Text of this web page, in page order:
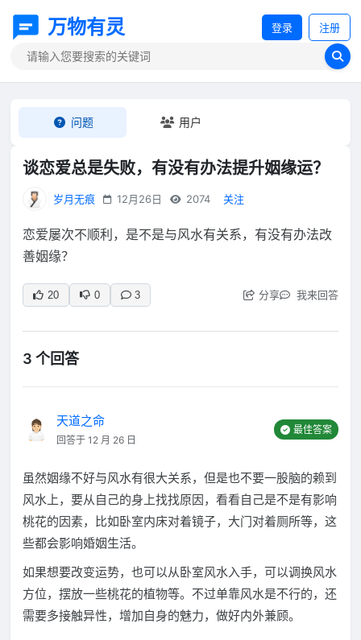
万物有灵 登录 注册
问题 用户
谈恋爱总是失败，有没有办法提升姻缘运？
岁月无痕 12月26日 2074 关注
恋爱屡次不顺利，是不是与风水有关系，有没有办法改
善姻缘？
20 0 3 分享 我来回答
3 个回答
天道之命
回答于 12 月 26 日
最佳答案
虽然姻缘不好与风水有很大关系，但是也不要一股脑的赖到
风水上，要从自己的身上找找原因，看看自己是不是有影响
桃花的因素，比如卧室内床对着镜子，大门对着厕所等，这
些都会影响婚姻生活。
如果想要改变运势，也可以从卧室风水入手，可以调换风水
方位，摆放一些桃花的植物等。不过单靠风水是不行的，还
需要多接触异性，增加自身的魅力，做好内外兼顾。